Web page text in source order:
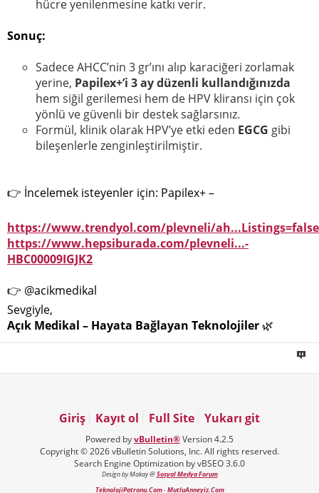
hücre yenilenmesine katkı verir.
Sonuç:
Sadece AHCC’nin 3 gr’ını alıp karaciğeri zorlamak
yerine, Papilex+’i 3 ay düzenli kullandığınızda
hem siğil gerilemesi hem de HPV kliransı için çok
yönlü ve güvenli bir destek sağlarsınız.
Formül, klinik olarak HPV’ye etki eden EGCG gibi
bileşenlerle zenginleştirilmiştir.
👉 İncelemek isteyenler için: Papilex+ –
https://www.trendyol.com/plevneli/ah...Listings=false
https://www.hepsiburada.com/plevneli...-
HBC00009IGJK2
👉 @acikmedikal
Sevgiyle,
Açık Medikal – Hayata Bağlayan Teknolojiler 🌿
Giriş Kayıt ol Full Site Yukarı git
Powered byvBulletin®Version 4.2.5
Copyright © 2026 vBulletin Solutions, Inc. All rights reserved.
Search Engine Optimization by vBSEO 3.6.0
Design by Makay @Sosyal Medya Forum
TeknolojiPatronu.Com-MutluAnneyiz.Com